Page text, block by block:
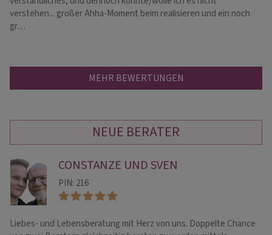
verstehen... großer Ahha-Moment beim realisieren und ein noch
gr…
MEHR BEWERTUNGEN
NEUE BERATER
CONSTANZE UND SVEN
PIN: 216
Liebes- und Lebensberatung mit Herz von uns. Doppelte Chance